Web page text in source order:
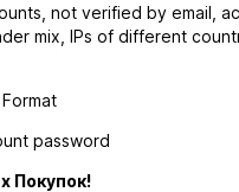
not verified by email,
mix, IPs of different
password
Покупок!